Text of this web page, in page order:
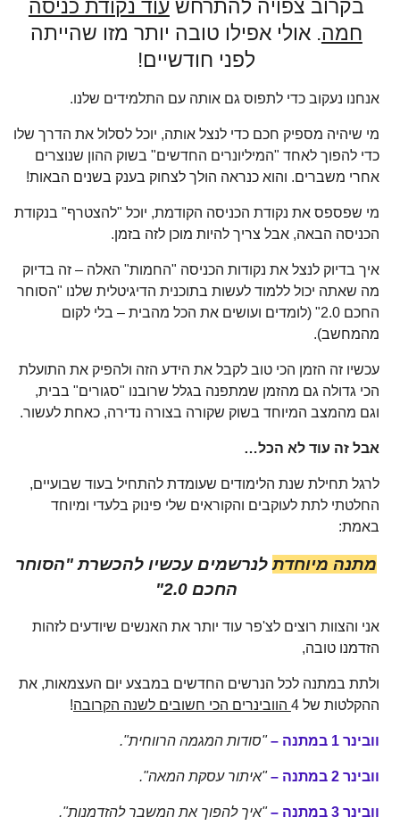
בקרוב צפויה להתרחשעוד נקודת כניסה
חמה. אולי אפילו טובה יותר מזו שהייתה
לפני חודשיים!
אנחנו נעקוב כדי לתפוס גם אותה עם התלמידים שלנו.
מי שיהיה מספיק חכם כדי לנצל אותה, יוכל לסלול את הדרך שלו
כדי להפוך לאחד "המיליונרים החדשים" בשוק ההון שנוצרים
אחרי משברים. והוא כנראה הולך לצחוק בענק בשנים הבאות!
מי שפספס את נקודת הכניסה הקודמת, יוכל "להצטרף" בנקודת
הכניסה הבאה, אבל צריך להיות מוכן לזה בזמן.
איך בדיוק לנצל את נקודות הכניסה "החמות" האלה – זה בדיוק
מה שאתה יכול ללמוד לעשות בתוכנית הדיגיטלית שלנו "הסוחר
החכם 2.0" (לומדים ועושים את הכל מהבית – בלי לקום
מהמחשב).
עכשיו זה הזמן הכי טוב לקבל את הידע הזה ולהפיק את התועלת
הכי גדולה גם מהזמן שמתפנה בגלל שרובנו "סגורים" בבית,
וגם מהמצב המיוחד בשוק שקורה בצורה נדירה, כאחת לעשור.
אבל זה עוד לא הכל…
לרגל תחילת שנת הלימודים שעומדת להתחיל בעוד שבועיים,
החלטתי לתת לעוקבים והקוראים שלי פינוק בלעדי ומיוחד
באמת:
מתנה מיוחדתלנרשמים עכשיו להכשרת "הסוחר
החכם 2.0"
אני והצוות רוצים לצ'פר עוד יותר את האנשים שיודעים לזהות
הזדמנו טובה,
ולתת במתנה לכל הנרשים החדשים במבצע יום העצמאות, את
ההקלטות של 4
הוובינרים הכי חשובים לשנה הקרובה!
וובינר 1 במתנה – "סודות המגמה הרווחית".
וובינר 2 במתנה – "איתור עסקת המאה".
וובינר 3 במתנה – "איך להפוך את המשבר להזדמנות".